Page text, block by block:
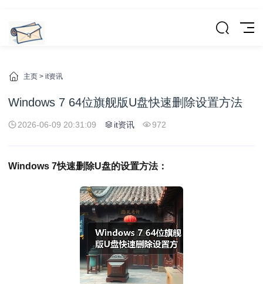
主页 > it资讯
Windows 7 64位旗舰版U盘快速删除设置方法
2026-06-09 20:31:09 it资讯 972
Windows 7快速删除U盘的设置方法：